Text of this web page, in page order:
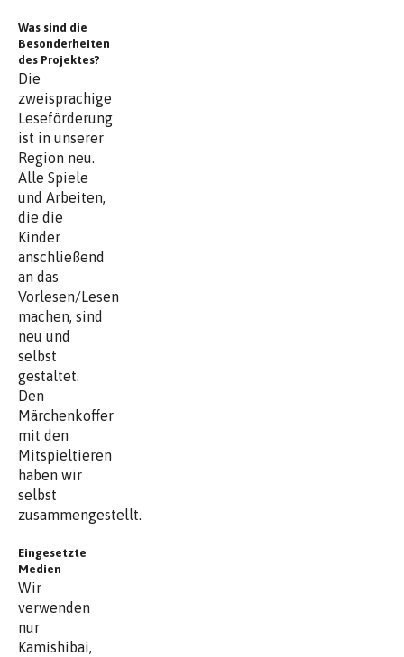
Was sind die
Besonderheiten
des Projektes?
Die
zweisprachige
Leseförderung
ist in unserer
Region neu.
Alle Spiele
und Arbeiten,
die die
Kinder
anschließend
an das
Vorlesen/Lesen
machen, sind
neu und
selbst
gestaltet.
Den
Märchenkoffer
mit den
Mitspieltieren
haben wir
selbst
zusammengestellt.
Eingesetzte
Medien
Wir
verwenden
nur
Kamishibai,